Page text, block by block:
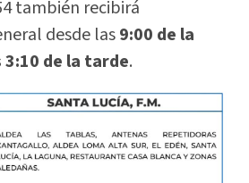
también recibirá
desde las9:00 de la
de la tarde.